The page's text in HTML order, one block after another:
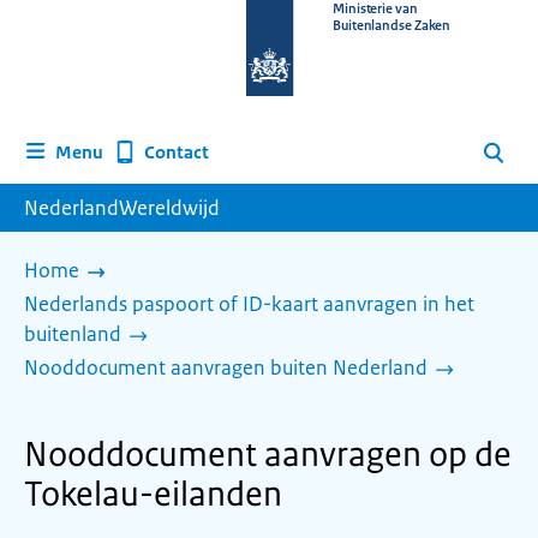
homepage
Ministerie van
Buitenlandse Zaken
Menu Contact Zoeken
NederlandWereldwijd
Home
Nederlands paspoort of ID-kaart aanvragen in het
buitenland
Nooddocument aanvragen buiten Nederland
Nooddocument aanvragen op de
Tokelau-eilanden